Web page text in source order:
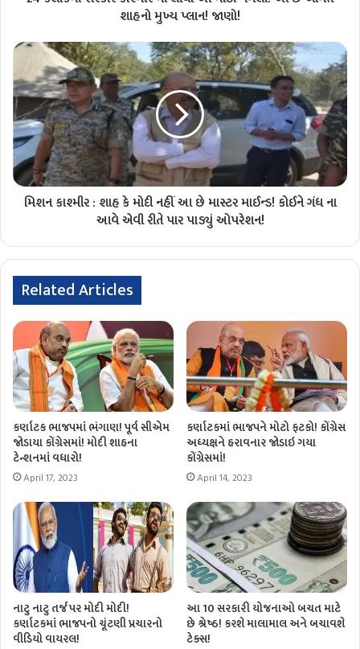
શાહનો મુખ્ય પ્લાન! જાણો!
મિશન કાશ્મીર : શાહ કે મોદી નહીં આ છે માસ્ટર માઈન્ડ! કોઈને ગંધ ના
આવે એવી રીતે પાર પાડ્યું ઓપરેશન!
Related Articles
કર્ણાટક ભાજપમાં ભંગાણ! પૂર્વ સીએમ
જોડાયા કોંગ્રેસમાં! મોદી શાહના
ટેન્શનમાં વધારો!
April 17, 2023
કર્ણાટકમાં ભાજપને મોટો ફટકો! કોંગ્રેસ
અધ્યક્ષને હરાવનાર જોડાઇ ગયા
કોંગ્રેસમાં!
April 14, 2023
નાટુ નાટુ તર્જ પર મોદી મોદી!
કર્ણાટકમાં ભાજપનો ચૂંટણી પ્રચારનો
વીડિયો વાયરલ!
આ 10 સરકારી યોજનાઓ બચત માટે
છે શ્રેષ્ઠ! કરશે માલામાલ અને બચાવશે
ટેક્સ!